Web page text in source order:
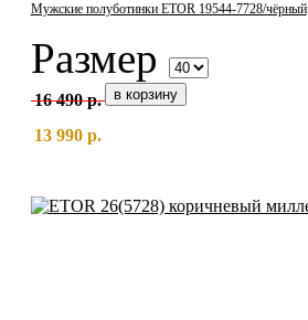
Мужские полуботинки ETOR 19544-7728/чёрный
Размер
16 490 р.
13 990 р.